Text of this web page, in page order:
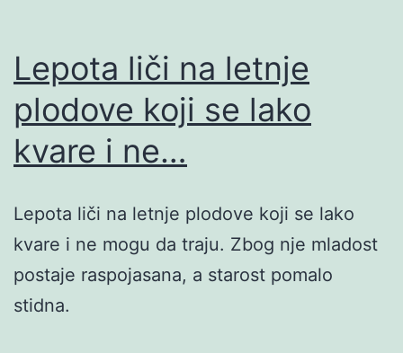
Lepota liči na letnje
plodove koji se lako
kvare i ne…
Lepota liči na letnje plodove koji se lako
kvare i ne mogu da traju. Zbog nje mladost
postaje raspojasana, a starost pomalo
stidna.